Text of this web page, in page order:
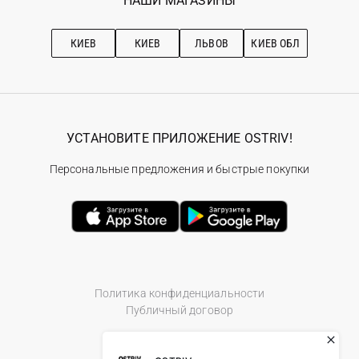
Рекомендации по уходу
КИЕВ КИЕВ ЛЬВОВ КИЕВ ОБЛ
Политика конфиденциальности
Публичный договор
УСТАНОВИТЕ ПРИЛОЖЕНИЕ OSTRIV!
Персональные предложения и быстрые покупки